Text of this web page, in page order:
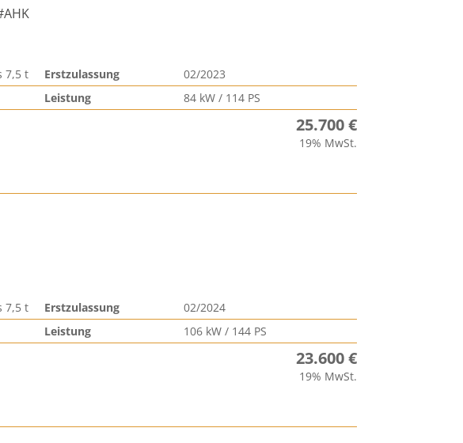
7,5 t Erstzulassung
02/2023
Leistung 84 kW / 114 PS
25.700 €
19% MwSt.
7,5 t Erstzulassung
02/2024
Leistung 106 kW / 144 PS
23.600 €
19% MwSt.